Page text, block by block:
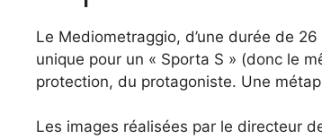
Le Mediometraggio, d’une durée de
unique pour un « Sporta S » (donc le
protection, du protagoniste. Une
Les images réalisées par le directeur